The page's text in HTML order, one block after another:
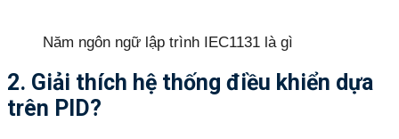
Năm ngôn ngữ lập trình IEC1131 là gì
2. Giải thích hệ thống điều khiển dựa
trên PID?